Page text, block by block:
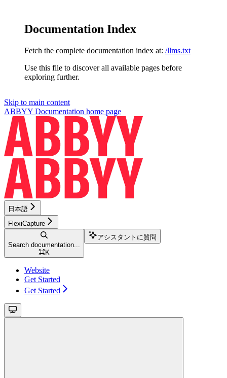
Documentation Index
Fetch the complete documentation index at: /llms.txt
Use this file to discover all available pages before
exploring further.
Skip to main content
ABBYY Documentation home page
日本語
FlexiCapture
Search documentation...
⌘K
アシスタントに質問
Website
Get Started
Get Started